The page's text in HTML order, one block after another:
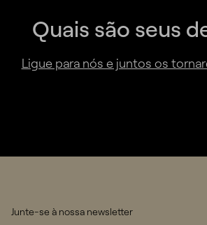
Quais são seus
Ligue para nós e juntos os
Junte-se à nossa newsletter